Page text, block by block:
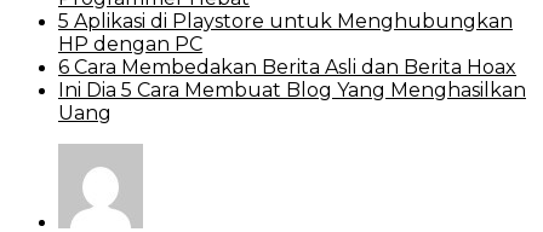
5 Aplikasi di Playstore untuk Menghubungkan
HP dengan PC
6 Cara Membedakan Berita Asli dan Berita Hoax
Ini Dia 5 Cara Membuat Blog Yang Menghasilkan
Uang